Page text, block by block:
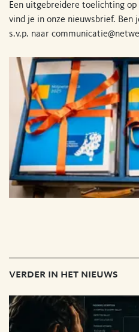
Een uitgebreidere toelichting
vind je in onze nieuwsbrief. Ben
s.v.p. naar
verder in het nieuws